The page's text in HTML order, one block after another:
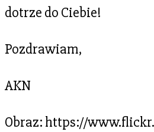
dotrze do Ciebie!
Pozdrawiam,
AKN
Obraz: https://